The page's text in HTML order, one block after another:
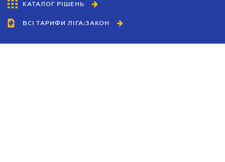
КАТАЛОГ РІШЕНЬ
ВСІ ТАРИФИ ЛІГА:ЗАКОН